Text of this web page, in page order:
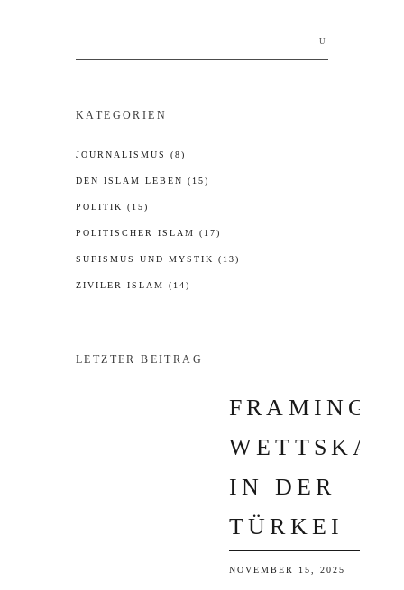
KATEGORIEN
JOURNALISMUS (8)
DEN ISLAM LEBEN (15)
POLITIK (15)
POLITISCHER ISLAM (17)
SUFISMUS UND MYSTIK (13)
ZIVILER ISLAM (14)
LETZTER BEITRAG
FRAMING
IN DER
TÜRKEI
NOVEMBER 15, 2025